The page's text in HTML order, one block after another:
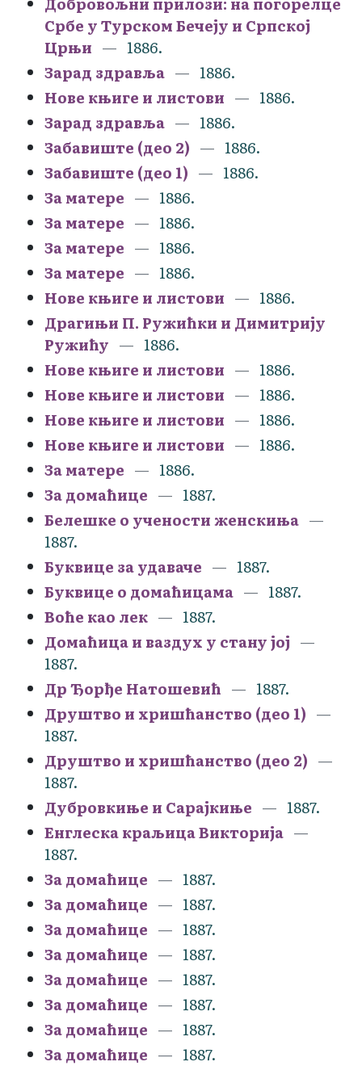
Србе у Турском Бечеју и Српској
Црњи
1886.
Зарад здравља
1886.
Нове књиге и листови
1886.
Зарад здравља
1886.
Забавиште (део 2)
1886.
Забавиште (део 1)
1886.
За матере
1886.
За матере
1886.
За матере
1886.
За матере
1886.
Нове књиге и листови
1886.
Драгињи П. Ружићки и Димитрију
Ружићу
1886.
Нове књиге и листови
1886.
Нове књиге и листови
1886.
Нове књиге и листови
1886.
Нове књиге и листови
1886.
За матере
1886.
За домаћице
1887.
Белешке о учености женскиња
1887.
Буквице за удаваче
1887.
Буквице о домаћицама
1887.
Воће као лек
1887.
Домаћица и ваздух у стану јој
1887.
Др Ђорђе Натошевић
1887.
Друштво и хришћанство (део 1)
1887.
Друштво и хришћанство (део 2)
1887.
Дубровкиње и Сарајкиње
1887.
Енглеска краљица Викторија
1887.
За домаћице
1887.
За домаћице
1887.
За домаћице
1887.
За домаћице
1887.
За домаћице
1887.
За домаћице
1887.
За домаћице
1887.
За домаћице
1887.